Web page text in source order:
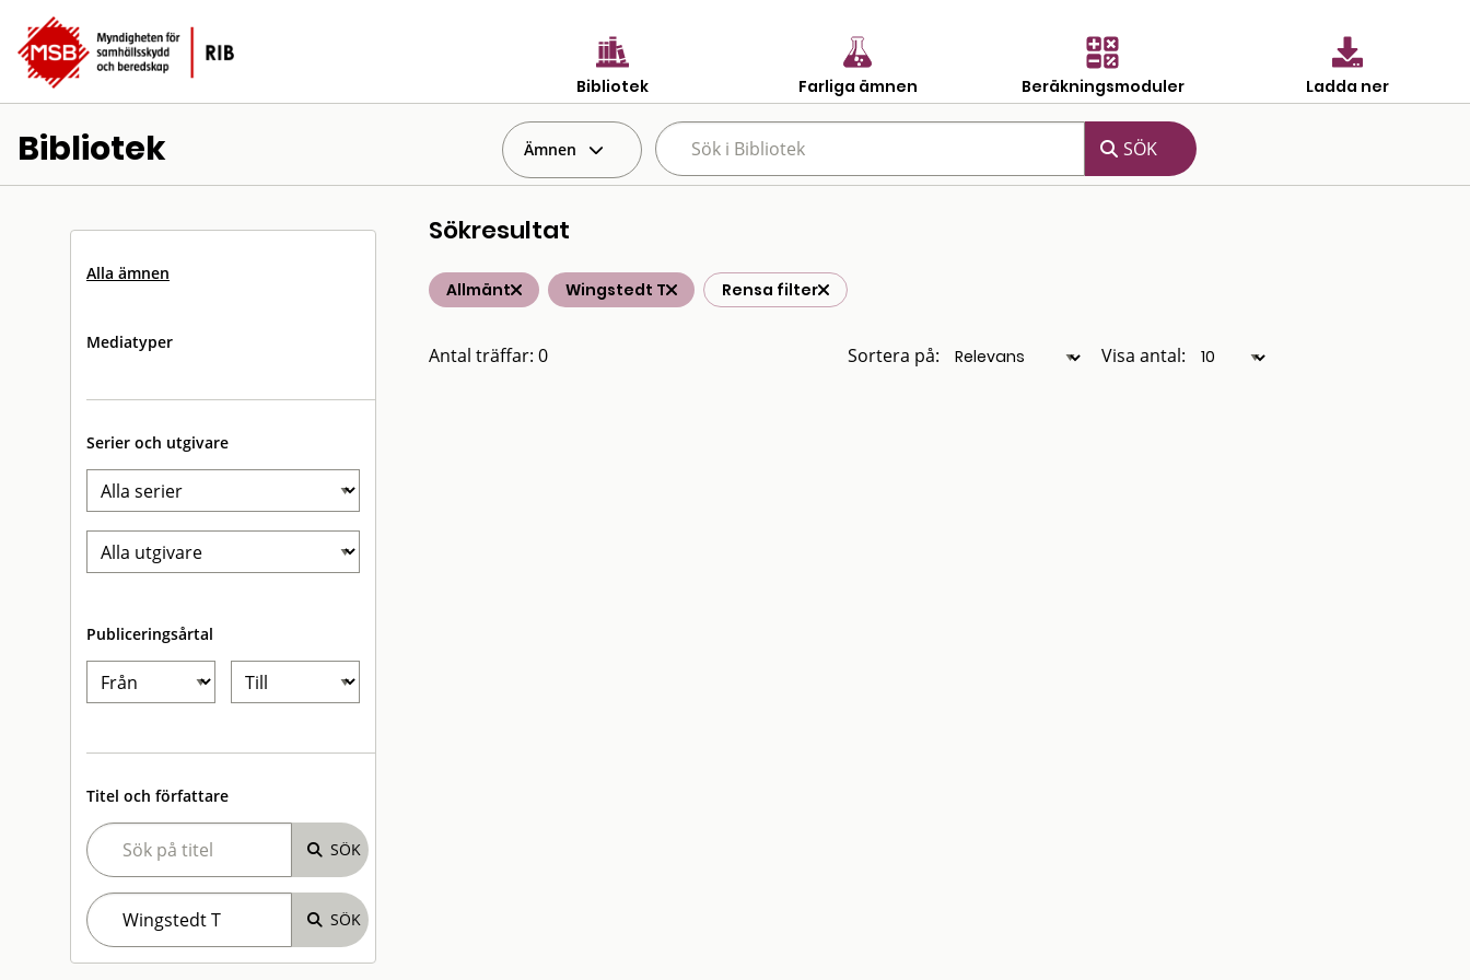
Bibliotek Farliga ämnen Beräkningsmoduler Ladda ner
Bibliotek Ämnen
Alla ämnen
Mediatyper
Serier och utgivare
Publiceringsårtal
Titel och författare
Sökresultat
Allmänt Wingstedt T Rensa filter
Antal träffar: 0 Sortera på: Visa antal: